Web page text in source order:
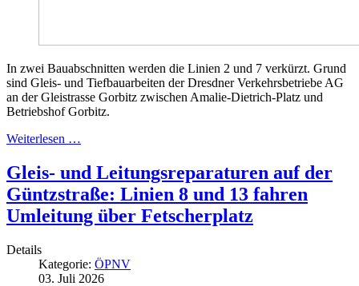
In zwei Bauabschnitten werden die Linien 2 und 7 verkürzt. Grund
sind Gleis- und Tiefbauarbeiten der Dresdner Verkehrsbetriebe AG
an der Gleistrasse Gorbitz zwischen Amalie-Dietrich-Platz und
Betriebshof Gorbitz.
Weiterlesen …
Gleis- und Leitungsreparaturen auf der
Güntzstraße: Linien 8 und 13 fahren
Umleitung über Fetscherplatz
Details
Kategorie: ÖPNV
03. Juli 2026